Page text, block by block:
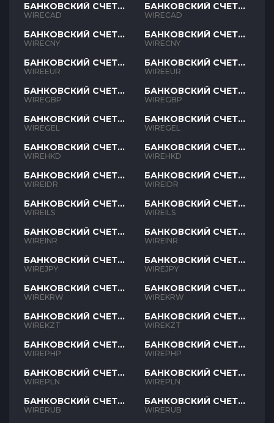
БАНКОВСКИЙ СЧЕТ
CAD
WIRECAD
БАНКОВСКИЙ СЧЕТ
CNY
WIRECNY
БАНКОВСКИЙ СЧЕТ
EUR
WIREEUR
БАНКОВСКИЙ СЧЕТ
GBP
WIREGBP
БАНКОВСКИЙ СЧЕТ
GEL
WIREGEL
БАНКОВСКИЙ СЧЕТ
HKD
WIREHKD
БАНКОВСКИЙ СЧЕТ
IDR
WIREIDR
БАНКОВСКИЙ СЧЕТ
ILS
WIREILS
БАНКОВСКИЙ СЧЕТ
INR
WIREINR
БАНКОВСКИЙ СЧЕТ
JPY
WIREJPY
БАНКОВСКИЙ СЧЕТ
KRW
WIREKRW
БАНКОВСКИЙ СЧЕТ
KZT
WIREKZT
БАНКОВСКИЙ СЧЕТ
PHP
WIREPHP
БАНКОВСКИЙ СЧЕТ
PLN
WIREPLN
БАНКОВСКИЙ СЧЕТ
RUB
WIRERUB
БАНКОВСКИЙ СЧЕТ
CAD
WIRECAD
БАНКОВСКИЙ СЧЕТ
CNY
WIRECNY
БАНКОВСКИЙ СЧЕТ
EUR
WIREEUR
БАНКОВСКИЙ СЧЕТ
GBP
WIREGBP
БАНКОВСКИЙ СЧЕТ
GEL
WIREGEL
БАНКОВСКИЙ СЧЕТ
HKD
WIREHKD
БАНКОВСКИЙ СЧЕТ
IDR
WIREIDR
БАНКОВСКИЙ СЧЕТ
ILS
WIREILS
БАНКОВСКИЙ СЧЕТ
INR
WIREINR
БАНКОВСКИЙ СЧЕТ
JPY
WIREJPY
БАНКОВСКИЙ СЧЕТ
KRW
WIREKRW
БАНКОВСКИЙ СЧЕТ
KZT
WIREKZT
БАНКОВСКИЙ СЧЕТ
PHP
WIREPHP
БАНКОВСКИЙ СЧЕТ
PLN
WIREPLN
БАНКОВСКИЙ СЧЕТ
RUB
WIRERUB